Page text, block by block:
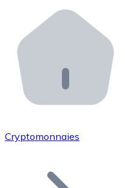
Distributeurs
Intégrez un ATM
API Bitnovo
Intégrez notre API
Rejoignez notre
Ajoutez le token de
Cryptomonnaies